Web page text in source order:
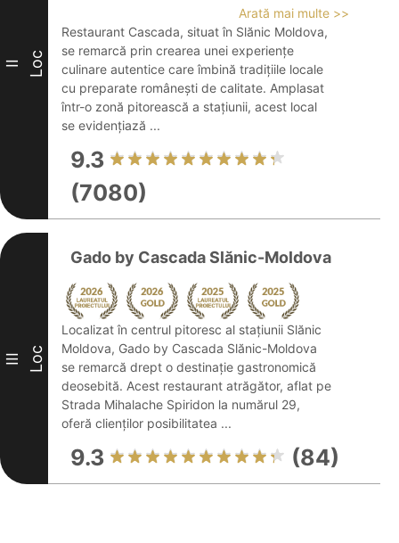
II Loc
Arată mai multe >>
Restaurant Cascada, situat în Slănic Moldova,
se remarcă prin crearea unei experiențe
culinare autentice care îmbină tradițiile locale
cu preparate românești de calitate. Amplasat
într-o zonă pitorească a stațiunii, acest local
se evidențiază ...
9.3
(7080)
III Loc
Gado by Cascada Slănic-Moldova
Localizat în centrul pitoresc al stațiunii Slănic
Moldova, Gado by Cascada Slănic-Moldova
se remarcă drept o destinație gastronomică
deosebită. Acest restaurant atrăgător, aflat pe
Strada Mihalache Spiridon la numărul 29,
oferă clienților posibilitatea ...
9.3 (84)